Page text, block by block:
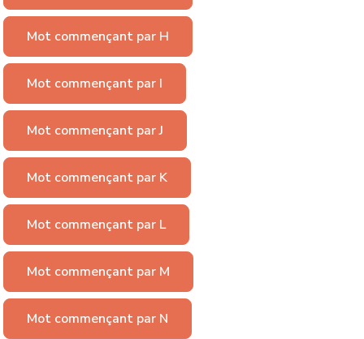
Mot commençant par H
Mot commençant par I
Mot commençant par J
Mot commençant par K
Mot commençant par L
Mot commençant par M
Mot commençant par N